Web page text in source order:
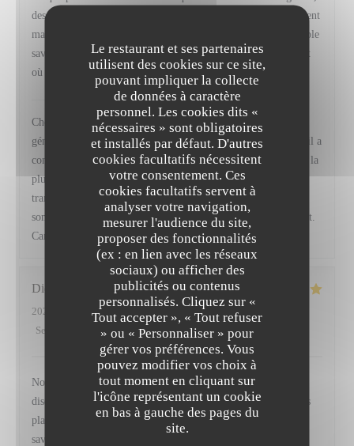
Le restaurant et ses partenaires
utilisent des cookies sur ce site,
pouvant impliquer la collecte
de données à caractère
personnel. Les cookies dits «
nécessaires » sont obligatoires
et installés par défaut. D'autres
cookies facultatifs nécessitent
votre consentement. Ces
cookies facultatifs servent à
analyser votre navigation,
mesurer l'audience du site,
proposer des fonctionnalités
(ex : en lien avec les réseaux
sociaux) ou afficher des
publicités ou contenus
personnalisés. Cliquez sur «
Tout accepter », « Tout refuser
» ou « Personnaliser » pour
gérer vos préférences. Vous
pouvez modifier vos choix à
tout moment en cliquant sur
l'icône représentant un cookie
en bas à gauche des pages du
site.
des produits de grande qualité, des assaisonnements parfaitement
maîtrisés et un équilibre des saveurs qui témoigne d’un véritable
savoir-faire. Une adresse que je recommande sans hésitation et
où je reviendrai avec grand plaisir.
a répondu à cet avis
Cher Monsieur Fischer, Merci infiniment pour ces mots si
généreux, ils nous vont droit au cœur. Savoir que chaque détail a
contribué à faire de votre moment un souvenir mémorable est la
plus belle des récompenses pour toute notre équipe, et nous
transmettrons bien sûr vos compliments à Baptiste, notre
sommelier. Nous serons ravis de vous retrouver prochainement.
Camille, Frédéric et toute l' équipe de Virtus
Didier
2026-07-11
- 19:45 - Couverts 2
Service
Ambiance : 4/5 Cuisine: 5/5 Qualité / Prix
Nous avons apprécié le cadre est très agréable, la présence
discrète et efficace du personnel, la description , le rythme des
plats, l'esthétique des assiettes, l'originalité et le mélange des
saveurs ex : Veau / Anchois. Ce fut une très belle découverte